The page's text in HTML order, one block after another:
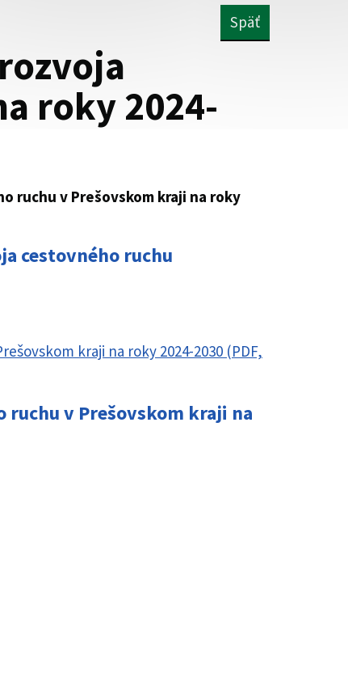
roky 2024-
Späť
ruchu v Prešovskom kraji na roky
cestovného ruchu
kraji na roky 2024-2030 (PDF,
ruchu v Prešovskom kraji na